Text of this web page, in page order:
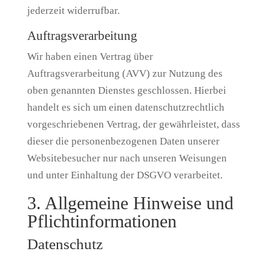
jederzeit widerrufbar.
Auftragsverarbeitung
Wir haben einen Vertrag über
Auftragsverarbeitung (AVV) zur Nutzung des
oben genannten Dienstes geschlossen. Hierbei
handelt es sich um einen datenschutzrechtlich
vorgeschriebenen Vertrag, der gewährleistet, dass
dieser die personenbezogenen Daten unserer
Websitebesucher nur nach unseren Weisungen
und unter Einhaltung der DSGVO verarbeitet.
3. Allgemeine Hinweise und
Pflicht­informationen
Datenschutz